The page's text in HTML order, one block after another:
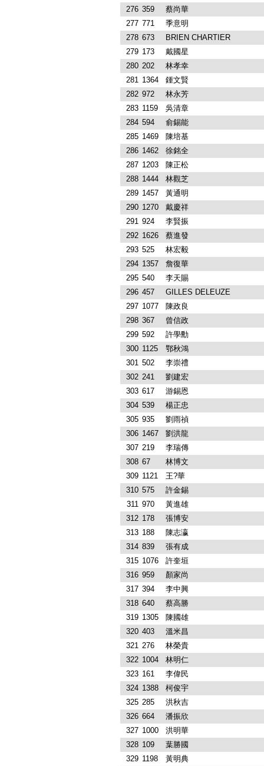
276 359
蔡尚華
277 771
季意明
278 673
BRIEN CHARTIER
279 173
戴國星
280 202
林孝幸
281 1364
鍾文賢
282 972
林永芳
283 1159
吳清章
284 594
俞錫能
285 1469
陳培基
286 1462
徐銘全
287 1203
陳正松
288 1444
林觀芝
289 1457
黃通明
290 1270
戴慶祥
291 924
李賢振
292 1626
蔡進發
293 525
林宏毅
294 1357
詹復華
295 540
李天賜
296 457
GILLES DELEUZE
297 1077
陳政良
298 367
曾信政
299 592
許學勳
300 1125
鄂秋鴻
301 502
李崇禮
302 241
劉建宏
303 617
游錫恩
304 539
楊正忠
305 935
劉雨禎
306 1467
劉洪龍
307 219
李瑞傳
308 67
林博文
309 1121
王?華
310 575
許金錫
311 970
黃進雄
312 178
張博安
313 188
陳志瀛
314 839
張有成
315 1076
許奎垣
316 959
顏家尚
317 394
李中興
318 640
蔡高勝
319 1305
陳國雄
320 403
溫米昌
321 276
林榮貴
322 1004
林明仁
323 161
李偉民
324 1388
柯俊宇
325 285
洪秋吉
326 664
潘振欣
327 1000
洪明華
328 109
葉勝國
329 1198
黃明典